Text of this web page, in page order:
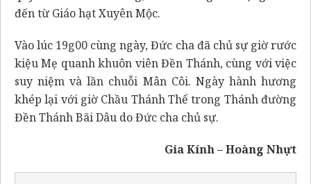
đến từ Giáo hạt Xuyên Mộc.
Vào lúc 19g00 cùng ngày, Đức cha đã chủ sự giờ rước
kiệu Mẹ quanh khuôn viên Đền Thánh, cùng với việc
suy niệm và lần chuỗi Mân Côi. Ngày hành hương
khép lại với giờ Chầu Thánh Thể trong Thánh đường
Đền Thánh Bãi Dâu do Đức cha chủ sự.
Gia Kính – Hoàng Nhựt